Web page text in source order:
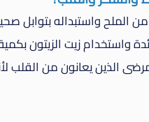
الملح واستبداله بتوابل
واستخدام زيت الزيتون
الذين يعانون من القلب